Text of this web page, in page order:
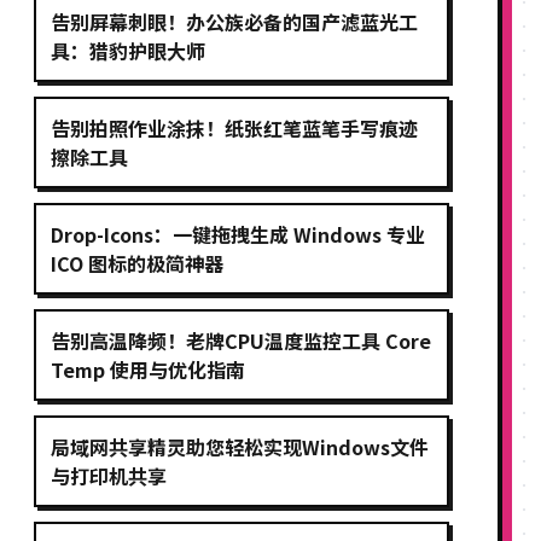
告别屏幕刺眼！办公族必备的国产滤蓝光工
具：猎豹护眼大师
告别拍照作业涂抹！纸张红笔蓝笔手写痕迹
擦除工具
Drop-Icons：一键拖拽生成 Windows 专业
ICO 图标的极简神器
告别高温降频！老牌CPU温度监控工具 Core
Temp 使用与优化指南
局域网共享精灵助您轻松实现Windows文件
与打印机共享